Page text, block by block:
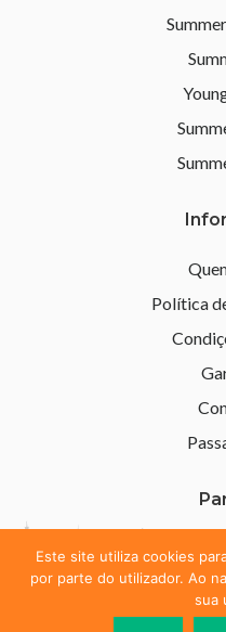
Política
Este site utiliza cookies
por parte do utilizador. Ao
sua